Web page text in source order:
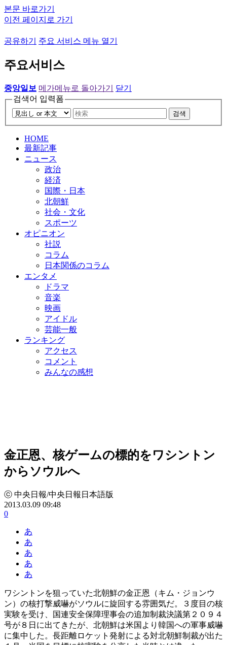
본문 바로가기
이전 페이지로 가기
공유하기 주요 서비스 메뉴 열기
주요서비스
중앙일보 메가메뉴로 돌아가기
닫기
검색어 입력폼
검색
HOME
最新記事
ニュース
政治
経済
国際・日本
北朝鮮
社会・文化
スポーツ
オピニオン
社説
コラム
日本関係のコラム
エンタメ
ドラマ
音楽
映画
アイドル
芸能一般
ランキング
アクセス
コメント
みんなの感想
金正恩、核ゲームの標的をワシントン
からソウルへ
ⓒ 中央日報/中央日報日本語版
2013.03.09 09:48
0
あ
あ
あ
あ
あ
ワシントンを狙っていた北朝鮮の金正恩（キム・ジョンウ
ン）の核打撃威嚇がソウルに旋回する雰囲気だ。３度目の核
実験を受け、国連安全保障理事会の追加制裁決議第２０９４
号が８日に出てきたが、北朝鮮は米国より韓国への軍事威嚇
に集中した。長距離ロケット発射による対北朝鮮制裁が出た